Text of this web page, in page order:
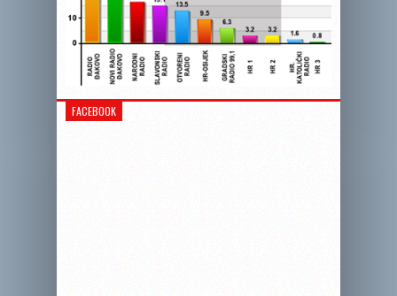
FACEBOOK